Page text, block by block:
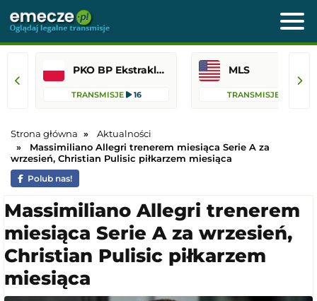
PKO BP Ekstraklasa
TRANSMISJE 16
MLS
TRANSMISJE
Strona główna
Aktualności
Massimiliano Allegri trenerem miesiąca Serie A za
wrzesień, Christian Pulisic piłkarzem miesiąca
Polub nas!
Massimiliano Allegri trenerem
miesiąca Serie A za wrzesień,
Christian Pulisic piłkarzem
miesiąca